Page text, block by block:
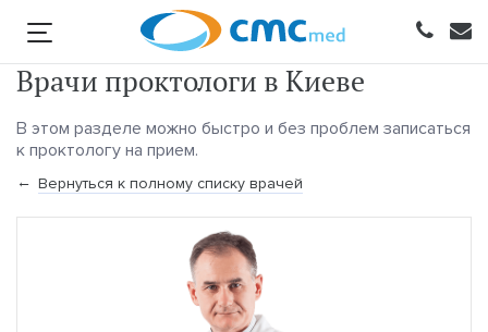
Врачи проктологи в Киеве
В этом разделе можно быстро и без проблем записаться
к проктологу на прием.
Вернуться к полному списку врачей